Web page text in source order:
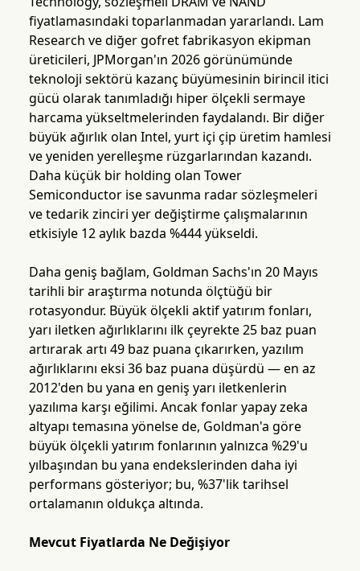
fiyatlamasındaki toparlanmadan yararlandı. Lam
Research ve diğer gofret fabrikasyon ekipman
üreticileri, JPMorgan'ın 2026 görünümünde
teknoloji sektörü kazanç büyümesinin birincil itici
gücü olarak tanımladığı hiper ölçekli sermaye
harcama yükseltmelerinden faydalandı. Bir diğer
büyük ağırlık olan Intel, yurt içi çip üretim hamlesi
ve yeniden yerelleşme rüzgarlarından kazandı.
Daha küçük bir holding olan Tower
Semiconductor ise savunma radar sözleşmeleri
ve tedarik zinciri yer değiştirme çalışmalarının
etkisiyle 12 aylık bazda %444 yükseldi.
Daha geniş bağlam, Goldman Sachs'ın 20 Mayıs
tarihli bir araştırma notunda ölçtüğü bir
rotasyondur. Büyük ölçekli aktif yatırım fonları,
yarı iletken ağırlıklarını ilk çeyrekte 25 baz puan
artırarak artı 49 baz puana çıkarırken, yazılım
ağırlıklarını eksi 36 baz puana düşürdü — en az
2012'den bu yana en geniş yarı iletkenlerin
yazılıma karşı eğilimi. Ancak fonlar yapay zeka
altyapı temasına yönelse de, Goldman'a göre
büyük ölçekli yatırım fonlarının yalnızca %29'u
yılbaşından bu yana endekslerinden daha iyi
performans gösteriyor; bu, %37'lik tarihsel
ortalamanın oldukça altında.
Mevcut Fiyatlarda Ne Değişiyor